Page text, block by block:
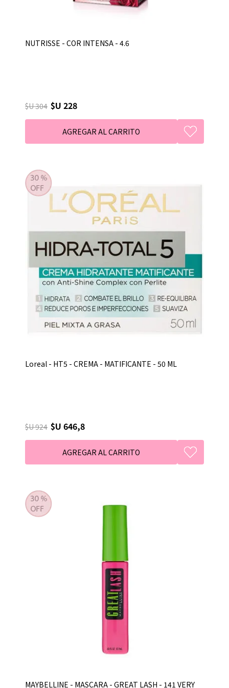
NUTRISSE - COR INTENSA - 4.6
$U 304 $U 228
Loreal - HT5 - CREMA - MATIFICANTE - 50 ML
$U 924 $U 646,8
MAYBELLINE - MASCARA - GREAT LASH - 141 VERY